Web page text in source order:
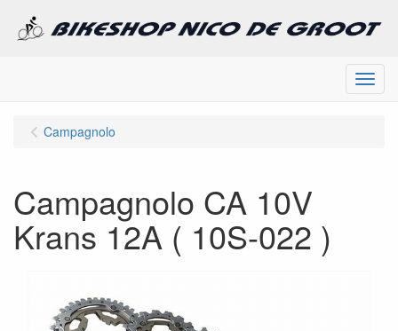
Menu
Campagnolo
Campagnolo CA 10V
Krans 12A ( 10S-022 )